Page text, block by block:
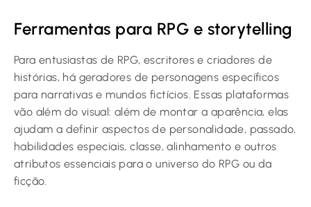
Ferramentas para RPG e storytelling
Para entusiastas de RPG, escritores e criadores de
histórias, há geradores de personagens específicos
para narrativas e mundos fictícios. Essas plataformas
vão além do visual: além de montar a aparência, elas
ajudam a definir aspectos de personalidade, passado,
habilidades especiais, classe, alinhamento e outros
atributos essenciais para o universo do RPG ou da
ficção.